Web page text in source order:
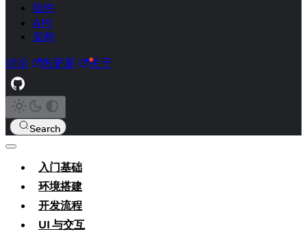
组件
API
架构
讨论 热更新 关于
Search
入门基础
环境搭建
开发流程
UI 与交互